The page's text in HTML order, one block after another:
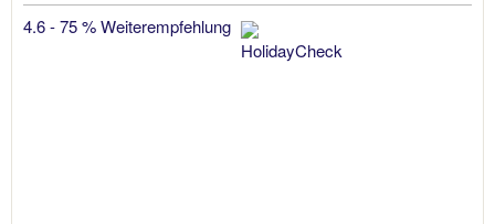
4.6 - 75 % Weiterempfehlung